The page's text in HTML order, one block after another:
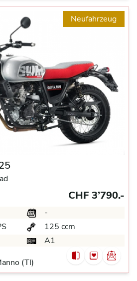
Neufahrzeug
CHF 3’790.-
-
125 ccm
A1
(TI)